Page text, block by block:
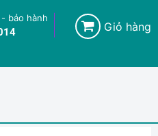
bảo hành
Giỏ hàng